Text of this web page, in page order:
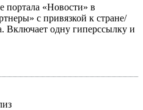
портала «Новости» в
с привязкой к стране/
Включает одну гиперссылку и